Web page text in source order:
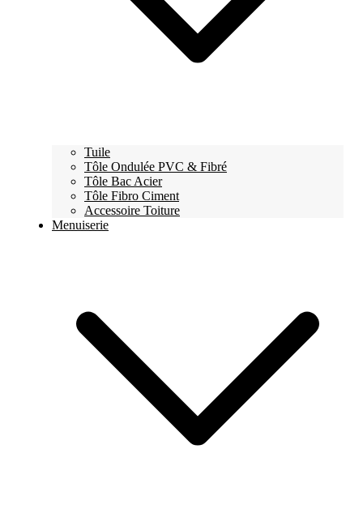
Tuile
Tôle Ondulée PVC & Fibré
Tôle Bac Acier
Tôle Fibro Ciment
Accessoire Toiture
Menuiserie